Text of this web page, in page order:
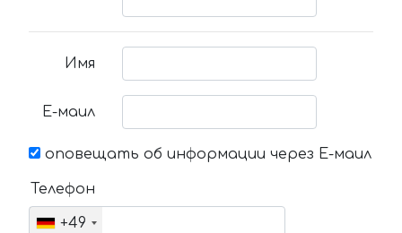
Имя
Е-маил
оповещать об информации через Е-маил
Телефон
+49